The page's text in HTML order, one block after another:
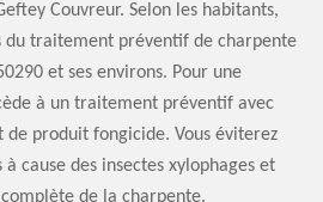
Couvreur. Selon les habitants,
du traitement préventif de charpente
et ses environs. Pour une
à un traitement préventif avec
de produit fongicide. Vous éviterez
cause des insectes xylophages et
de la charpente.